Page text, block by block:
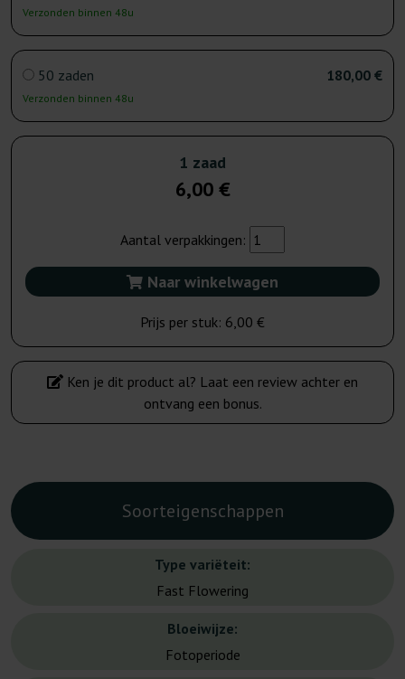
Verzonden binnen 48u
50 zaden
Verzonden binnen 48u
180,00 €
1 zaad
6,00 €
Aantal verpakkingen:
Naar winkelwagen
Prijs per stuk: 6,00 €
Ken je dit product al? Laat een review achter en
ontvang een bonus.
Soorteigenschappen
Type variëteit:
Fast Flowering
Bloeiwijze:
Fotoperiode